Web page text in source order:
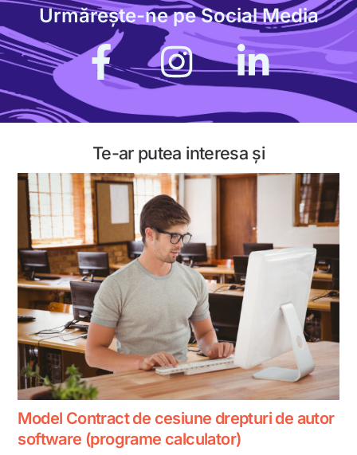
Urmărește-ne pe Social Media
label
Te-ar putea interesa și
Model Contract de cesiune drepturi de autor
software (programe calculator)